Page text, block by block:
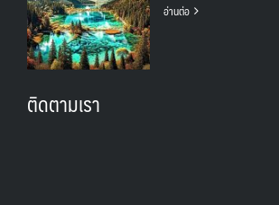
อ่านต่อ
ติดตามเรา